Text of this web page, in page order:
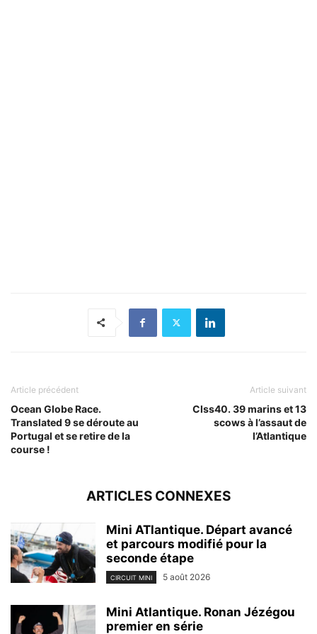
Article précédent
Ocean Globe Race.
Translated 9 se déroute au
Portugal et se retire de la
course !
Article suivant
Clss40. 39 marins et 13
scows à l’assaut de
l’Atlantique
ARTICLES CONNEXES
Mini ATlantique. Départ avancé
et parcours modifié pour la
seconde étape
CIRCUIT MINI 5 août 2026
Mini Atlantique. Ronan Jézégou
premier en série